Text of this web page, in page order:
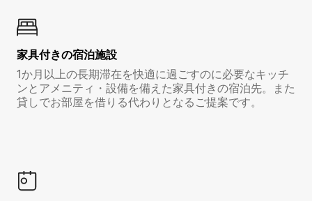
家具付き⁠の宿⁠泊⁠施⁠設
1か月以上の長期滞在を快適に過ごすのに必要なキッチ
ンとアメニティ・設備を備えた家具付きの宿泊先。また
貸しでお部屋を借りる代わりとなるご提案です。